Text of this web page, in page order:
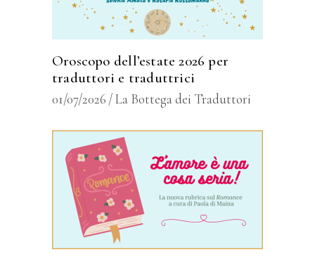
Oroscopo dell’estate 2026 per
traduttori e traduttrici
01/07/2026 La Bottega dei Traduttori